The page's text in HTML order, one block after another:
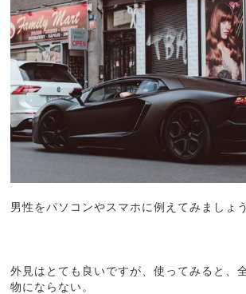
男性をパソコンやスマホに例えてみましょう
外見はとても良いですが、使ってみると、
物にならない。